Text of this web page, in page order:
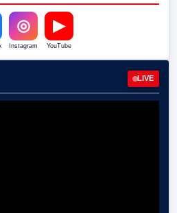
◎
Instagram
▶
YouTube
LIVE